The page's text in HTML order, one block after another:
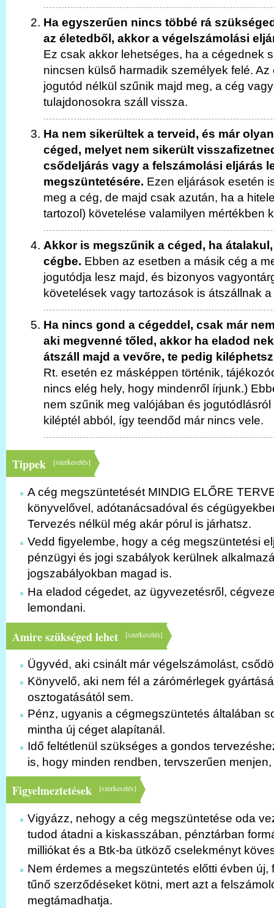
Ha egyszerűen nincs többé rá
az életedből, akkor a végelszámolási
Ez csak akkor lehetséges, ha a cégednek
nincsen külső harmadik személyek felé.
jogutód nélkül szűnik majd meg, a cég
tulajdonosokra száll vissza.
Ha nem sikerültek a terveid, és már
céged, melyet nem sikerült
csődeljárás vagy a felszámolási eljárás
megszüntetésére. Ezen eljárások esetén
meg a cég, de majd csak azután, ha a
tartozol) követelése valamilyen mértékben
Akkor is megszűnik a céged, ha
cégbe. Ebben az esetben a másik cég a
jogutódja lesz majd, és bizonyos
követelések vagy tartozások is átszállnak
Ha nincs gond a cégeddel, csak már
aki megvenné tőled, akkor ha eladod
átszáll majd a vevőre, te pedig
Rt. esetén ez másképpen történik,
nincs elég hely, hogy mindenről írjunk.)
nem szűnik meg valójában és
kiléptél abból, így teendőd már nincs vele.
[szerkesztés]
Tippek
A cég megszüntetését MINDIG ELŐRE
könyvelővel, adótanácsadóval és
Tervezés nélkül még akár pórul is járhatsz.
Vedd figyelembe, hogy a cég megszüntetési
pénzügyi és jogi szabályok kerülnek
jogszabályokban magad is.
Ha eladod cégedet, az ügyvezetésről,
lemondani.
[szerkesztés]
Amire szükséged lehet
Ügyvéd, aki csinált már végelszámolást,
Könyvelő, aki nem fél a zárómérlegek
osztogatásától sem.
Pénz, ugyanis a cégmegszüntetés általában
mintha új céget alapítanál.
Idő feltétlenül szükséges a gondos
is, hogy minden rendben, tervszerűen
[szerkesztés]
Figyelmeztetések
Vigyázz, nehogy a cég megszüntetése oda
tudod átadni a kiskasszában, pénztárban
milliókat és a Btk-ba ütköző cselekményt
Nem érdemes a megszüntetés előtti évben
tűnő szerződéseket kötni, mert azt a
megtámadhatja.